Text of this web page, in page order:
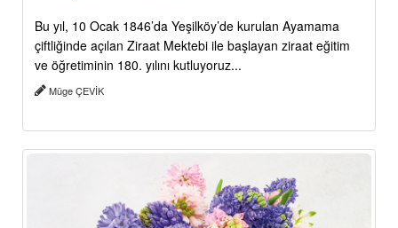
Bu yıl, 10 Ocak 1846’da Yeşilköy’de kurulan Ayamama
çiftliğinde açılan Ziraat Mektebi ile başlayan ziraat eğitim
ve öğretiminin 180. yılını kutluyoruz...
Müge ÇEVİK